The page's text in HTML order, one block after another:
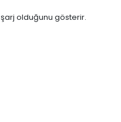
şarj olduğunu gösterir.